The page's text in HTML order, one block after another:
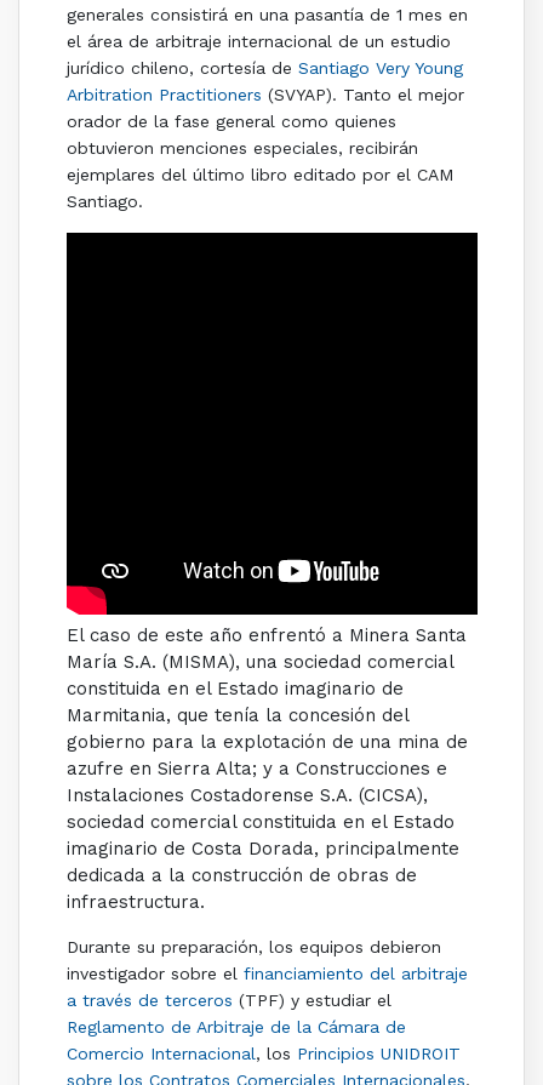
generales consistirá en una pasantía de 1 mes en
el área de arbitraje internacional de un estudio
jurídico chileno, cortesía de Santiago Very Young
Arbitration Practitioners (SVYAP). Tanto el mejor
orador de la fase general como quienes
obtuvieron menciones especiales, recibirán
ejemplares del último libro editado por el CAM
Santiago.
El caso de este año enfrentó a Minera Santa
María S.A. (MISMA), una sociedad comercial
constituida en el Estado imaginario de
Marmitania, que tenía la concesión del
gobierno para la explotación de una mina de
azufre en Sierra Alta; y a Construcciones e
Instalaciones Costadorense S.A. (CICSA),
sociedad comercial constituida en el Estado
imaginario de Costa Dorada, principalmente
dedicada a la construcción de obras de
infraestructura.
Durante su preparación, los equipos debieron
investigador sobre el financiamiento del arbitraje
a través de terceros (TPF) y estudiar el
Reglamento de Arbitraje de la Cámara de
Comercio Internacional, los Principios UNIDROIT
sobre los Contratos Comerciales Internacionales,